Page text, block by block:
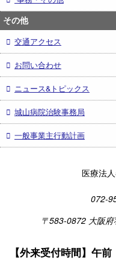
その他
交通アクセス
お問い合わせ
ニュース&トピックス
城山病院治験事務局
一般事業主行動計画
医療法
072-
〒583-0872 大阪
【外来受付時間】